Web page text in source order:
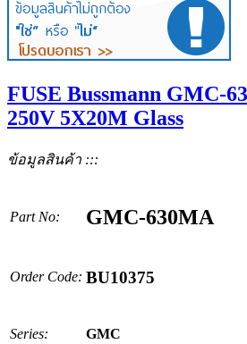
FUSE Bussmann GMC-
250V 5X20M Glass
ข้อมูลสินค้า :::
Part No: GMC-630MA
Order Code: BU10375
Series: GMC